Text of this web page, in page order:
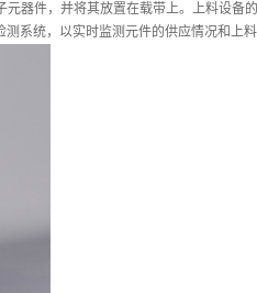
器件，并将其放置在载带上。上料设备
系统，以实时监测元件的供应情况和上料